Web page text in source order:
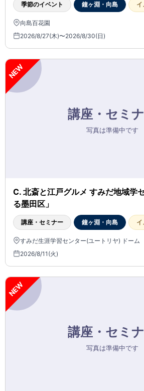
季節のイベント 鐘ヶ淵・向島
向島百花園
2026/8/27(木)〜2026/8/30(日)
NEW
C. 北斎と江戸グルメ すみだ地域学
る墨田区」
講座・セミナー 鐘ヶ淵・向島
すみだ生涯学習センター(ユートリヤ) ドーム
2026/8/11(火)
NEW